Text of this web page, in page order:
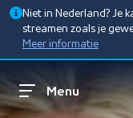
Niet in Nederland? Je
streamen zoals je
Meer informatie
Menu